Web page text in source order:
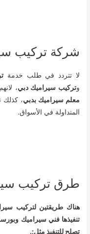
شركة تركيب
لا تتردد في طلب خدمة
وتركيب سيراميك دبي،
معلم سيراميك بدبي، كذلك
المتداولة في الأسواق.
طرق تركيب
هناك طريقتين لتركيب
تنفيذها فني سيراميك
تصلح للتنفيذ مثل:.